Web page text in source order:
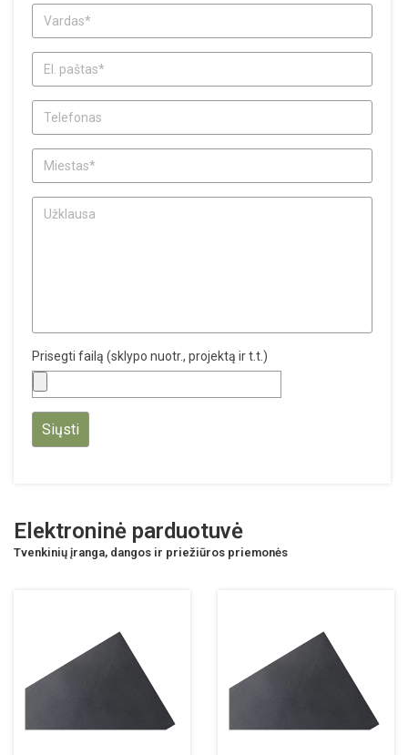
Prisegti failą (sklypo nuotr., projektą ir t.t.)
Elektroninė parduotuvė
Tvenkinių įranga, dangos ir priežiūros priemonės